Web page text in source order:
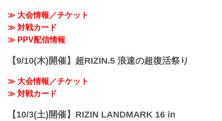
≫ 大会情報／チケット
≫ 対戦カード
≫ PPV配信情報
【9/10(木)開催】超RIZIN.5 浪速の超復活祭り
≫ 大会情報／チケット
≫ 対戦カード
【10/3(土)開催】RIZIN LANDMARK 16 in